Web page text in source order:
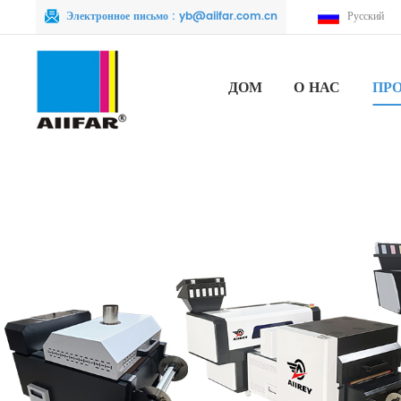
Электронное письмо : yb@aiifar.com.cn Русский
ДОМ О НАС